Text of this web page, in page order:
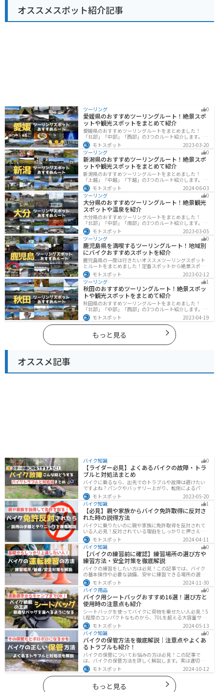
方には、無料の駐輪場が用意されているので安心です。
国道134号線は、海岸線を走る風光明媚なルートなの
で、ツーリングの休憩スポットとしても最適です。近隣
り、ゆかりの地を巡るのもおすすめです。
オススメスポット紹介記事
ツーリング 0
愛媛県のおすすめツーリングルート！絶景スポ
ットや観光スポットをまとめて紹介
愛媛県のおすすめツーリングルートをまとめました！
「北部」「中部」「西部」の3つのルート紹介します。山
や海といった自然だけでなく、気軽に渡れる島もあり
様々な楽しみ方ができます。バイクで愛媛県にツーリン
グに行く際は参考にしてください。
モトスポット
2023-03-20
ツーリング
0
新潟県のおすすめツーリングルート！絶景スポ
ットや観光スポットをまとめて紹介
新潟県のおすすめツーリングルートをまとめました！
「上越」「中越」「下越」の3つのルート紹介します。自
然豊かな山と海、グルメも充実しており、自然を満喫す
るツーリングができます。バイクで新潟県にツーリング
に行く際は参考にしてください。
モトスポット
2024-06-03
ツーリング
0
大分県のおすすめツーリングルート！絶景観光
スポットや温泉を紹介
大分県のおすすめツーリングルートをまとめました！
「北部」「中部」「南部」の3つのルート紹介します。阿
蘇の雄大な自然を満喫できるスポットや温泉を満喫する
ツーリングができます。バイクで大分県にツーリングに
行く際は参考にしてください。
モトスポット
2023-03-05
ツーリング
0
鹿児島県を満喫するツーリングルート！地域別
にバイクおすすめスポットを紹介
鹿児島県の一度は行きたいオススメツーリングスポット
とルートをまとめました！定番スポットから絶景スポッ
ト、温泉、山、海、グルメなど様々なジャンルで楽しめ
ます。バイクで鹿児島ツーリングに行こうと思っている
人は、参考にしてください。
モトスポット
2023-02-12
ツーリング
1
秋田のおすすめツーリングルート！絶景スポッ
トや観光スポットをまとめて紹介
秋田県のおすすめツーリングルートをまとめました！
「北部」「中部」「西部」の3つのルート紹介します。自
然豊かな山々や湖、温泉地が点在し、四季折々の景色を
楽しめるスポットが多数あります。バイクで秋田県にツ
ーリングに行く際は参考にしてください。
モトスポット 2023-04-19
もっと見る
オススメ記事
バイク知識 0
【ライダー必見】よくあるバイクの故障・トラ
ブルと対処法まとめ
バイクに乗るなら、出先でのトラブルや故障は避けたい
ですよね？パンクやバッテリー上がり、転倒によるパー
ツの破損、鍵紛失などよくあるトラブルと対処法を徹底
的にまとめました！実際に遭遇しなくても対処法を知
り、事前に準備しておくようにしましょう。
モトスポット
2023-05-20
バイク知識
1
【必見】親や家族からバイク免許取得に反対さ
れた時の説得方法
バイクに乗りたいのに親や家族に免許取得を反対されて
いる人必見！反対されている理由をしっかりと押さえて
おけば相手に理解してもらえます。無闇に説得するので
はなく、誠意を持って対応することが大切です。この記
事では理由や説得の手順、テクニックをまとめました。
モトスポット
2024-04-11
バイク知識
0
【バイクの練習前に確認】練習場所の選び方や
練習方法・安全対策を徹底解説
バイクの練習をしたい方は必見！この記事では、バイク
の基本操作や必要な装備、安全に練習できる場所の選び
方や練習方法を解説しています。実は、バイクの点検や
整備、基本的な練習をバランスよく行うことが大切で
す。この記事を読めば、安全で快適にバイク練習を行う
方法がわかります。
モトスポット
2024-11-30
バイク用品
0
バイク用シートバッグおすすめ16選！選び方と
使用時の注意点も紹介
シートバッグを使ってバイクに荷物を乗せたい人必見！5
L程度のコンパクトなものから、70Lを超える大容量サイ
ズまでシートバッグは種類が豊富です。用途に合わせて
選べば今よりもっと快適に荷物を運ぶことができます。
この記事でバッグの種類や選び方、オススメ商品を紹介
します。
モトスポット
2024-05-13
バイク知識
0
バイクの保管方法を徹底解説｜注意点やよくあ
るトラブルも紹介！
バイクの保管についてお悩みの方は必見！この記事で
は、バイクの保管方法を詳しく解説します。実は適切に
保管しなければ、バイクの状態を悪化させる恐れがあり
ます。記事を参考にすれば、バイクを状態良く長持ちさ
せることが可能です。
モトスポット 2024-10-12
もっと見る